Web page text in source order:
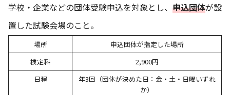
学校・企業などの団体受験申込を対象とし、 申込団体が設
置した試験会場のこと。
場所
申込団体が指定した場所
検定料
2,900円
日程
年3回（団体が決めた日：金・土・日曜いずれ
か）